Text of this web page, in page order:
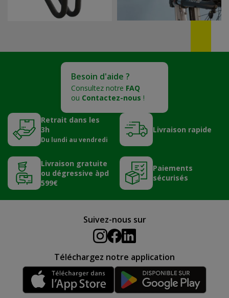
Besoin d'aide ?
Consultez notre FAQ
ou Contactez-nous !
Retrait dans les
3h
Du lundi au vendredi
Livraison rapide
Livraison gratuite
ou dégressive àpd
599€
Paiements
sécurisés
Suivez-nous sur
Téléchargez notre application